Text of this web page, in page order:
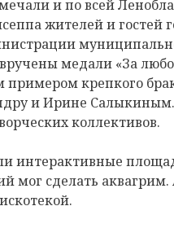
и по всей
жителей и гостей
медали «За
крепкого
и Ирине Салыкиным.
коллективов.
интерактивные
мог сделать аквагрим.